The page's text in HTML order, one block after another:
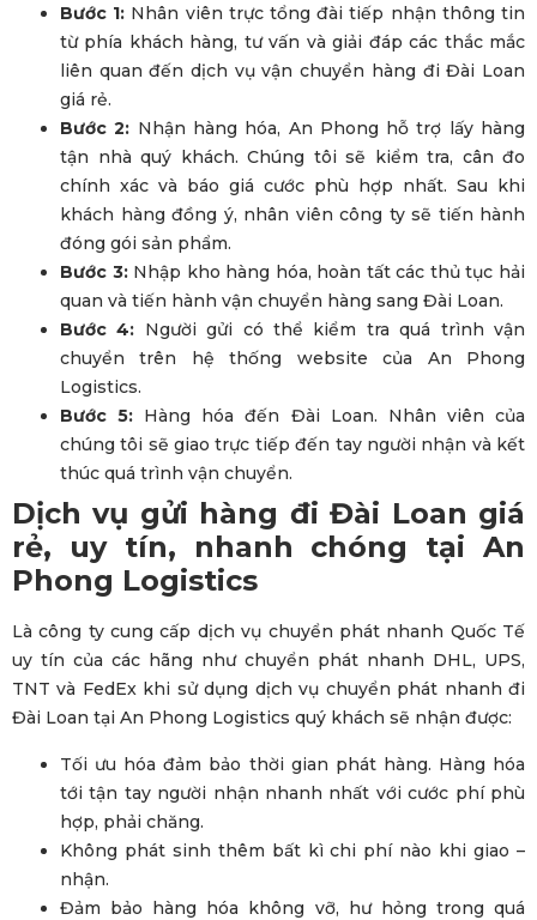
Bước 1: Nhân viên trực tổng đài tiếp nhận thông tin
từ phía khách hàng, tư vấn và giải đáp các thắc mắc
liên quan đến dịch vụ vận chuyển hàng đi Đài Loan
giá rẻ.
Bước 2: Nhận hàng hóa, An Phong hỗ trợ lấy hàng
tận nhà quý khách. Chúng tôi sẽ kiểm tra, cân đo
chính xác và báo giá cước phù hợp nhất. Sau khi
khách hàng đồng ý, nhân viên công ty sẽ tiến hành
đóng gói sản phẩm.
Bước 3:Nhập kho hàng hóa, hoàn tất các thủ tục hải
quan và tiến hành vận chuyển hàng sang Đài Loan.
Bước 4: Người gửi có thể kiểm tra quá trình vận
chuyển trên hệ thống website của An Phong
Logistics.
Bước 5: Hàng hóa đến Đài Loan. Nhân viên của
chúng tôi sẽ giao trực tiếp đến tay người nhận và kết
thúc quá trình vận chuyển.
Dịch vụ gửi hàng đi Đài Loan giá
rẻ, uy tín, nhanh chóng tại An
Phong Logistics
Là công ty cung cấp dịch vụ chuyển phát nhanh Quốc Tế
uy tín của các hãng như chuyển phát nhanh DHL, UPS,
TNT và FedEx khi sử dụng dịch vụ chuyển phát nhanh đi
Đài Loan tại An Phong Logistics quý khách sẽ nhận được:
Tối ưu hóa đảm bảo thời gian phát hàng. Hàng hóa
tới tận tay người nhận nhanh nhất với cước phí phù
hợp, phải chăng.
Không phát sinh thêm bất kì chi phí nào khi giao –
nhận.
Đảm bảo hàng hóa không vỡ, hư hỏng trong quá